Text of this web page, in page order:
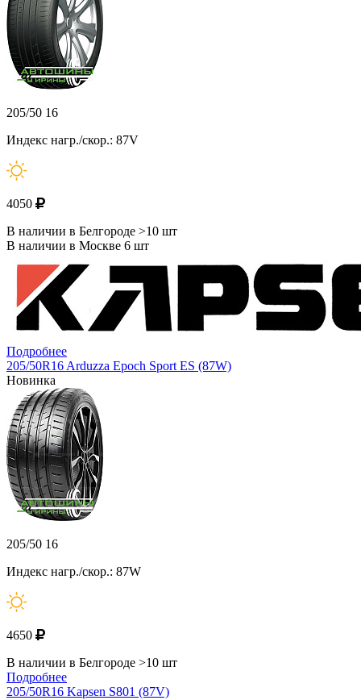
205/50 16
Индекс нагр./скор.: 87V
4050
В наличии в Белгороде >10 шт
В наличии в Москве 6 шт
Подробнее
205/50R16 Arduzza Epoch Sport ES (87W)
Новинка
205/50 16
Индекс нагр./скор.: 87W
4650
В наличии в Белгороде >10 шт
Подробнее
205/50R16 Kapsen S801 (87V)